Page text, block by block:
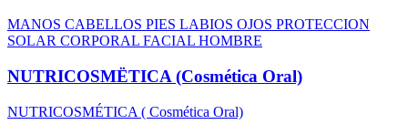
MANOS CABELLOS PIES LABIOS OJOS PROTECCION
SOLAR CORPORAL FACIAL HOMBRE
NUTRICOSMËTICA (Cosmética Oral)
NUTRICOSMÉTICA ( Cosmética Oral)